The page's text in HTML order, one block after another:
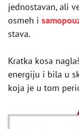
jednostavan, ali
osmeh i
stava.
Kratka kosa
energiju i bila u
koja je u tom